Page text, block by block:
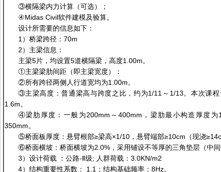
③横隔梁内力计算（可选）；
④Midas Civil软件建模及验算。
设计所需要的信息如下：
1）桥梁跨径：70m
2）主梁信息：
主梁5片，均设置5道横隔梁，高度1.00m。
①主梁梁肋间距（即主梁宽度）：
②所有跨径两侧人行道宽均为1.00m。
③主梁高度：普通梁高与跨度之比，约为1/11～1/13。本次课
1.6m。
④梁肋厚度：一般为200mm～400mm，梁肋最小构造厚度为
350mm。
⑤桥面板厚度：悬臂根部≥梁高×1/10，悬臂端部≥10cm（现浇
⑥桥面横坡：桥面横坡为2.0%，采用铺设不等厚的三角垫层（中
3）设计荷载 ：公路-Ⅱ级; 人群荷载：3.0KN/m2
4）结构重要性系数： 1.1；结构基础频率：8Hz。